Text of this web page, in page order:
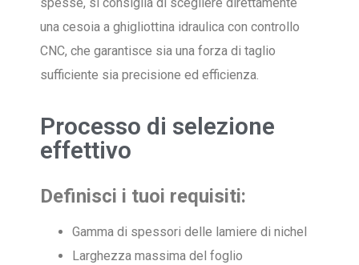
una cesoia a ghigliottina idraulica con controllo
CNC, che garantisce sia una forza di taglio
sufficiente sia precisione ed efficienza.
Processo di selezione
effettivo
Definisci i tuoi requisiti:
Gamma di spessori delle lamiere di nichel
Larghezza massima del foglio